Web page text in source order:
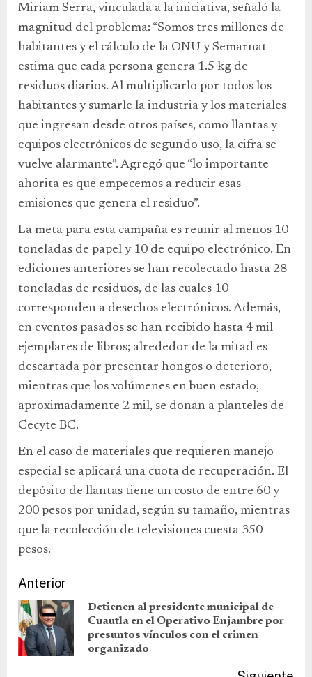
Miriam Serra, vinculada a la iniciativa, señaló la
magnitud del problema: “Somos tres millones de
habitantes y el cálculo de la ONU y Semarnat
estima que cada persona genera 1.5 kg de
residuos diarios. Al multiplicarlo por todos los
habitantes y sumarle la industria y los materiales
que ingresan desde otros países, como llantas y
equipos electrónicos de segundo uso, la cifra se
vuelve alarmante”. Agregó que “lo importante
ahorita es que empecemos a reducir esas
emisiones que genera el residuo”.
La meta para esta campaña es reunir al menos 10
toneladas de papel y 10 de equipo electrónico. En
ediciones anteriores se han recolectado hasta 28
toneladas de residuos, de las cuales 10
corresponden a desechos electrónicos. Además,
en eventos pasados se han recibido hasta 4 mil
ejemplares de libros; alrededor de la mitad es
descartada por presentar hongos o deterioro,
mientras que los volúmenes en buen estado,
aproximadamente 2 mil, se donan a planteles de
Cecyte BC.
En el caso de materiales que requieren manejo
especial se aplicará una cuota de recuperación. El
depósito de llantas tiene un costo de entre 60 y
200 pesos por unidad, según su tamaño, mientras
que la recolección de televisiones cuesta 350
pesos.
Anterior
Detienen al presidente municipal de
Cuautla en el Operativo Enjambre por
presuntos vínculos con el crimen
organizado